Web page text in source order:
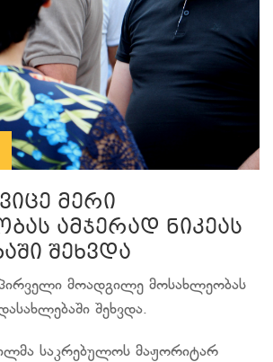
მერი
ამჯერად ნიკეას
შეხვდა
პირველი მოადგილე მოსახლეობას
შეხვდა.
საკრებულოს მაჟორიტარ